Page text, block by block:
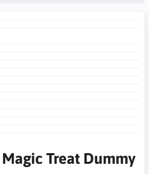
Magic Treat Dummy